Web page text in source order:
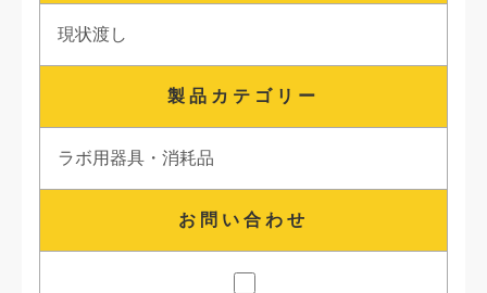
現状渡し
製品カテゴリー
ラボ用器具・消耗品
お問い合わせ